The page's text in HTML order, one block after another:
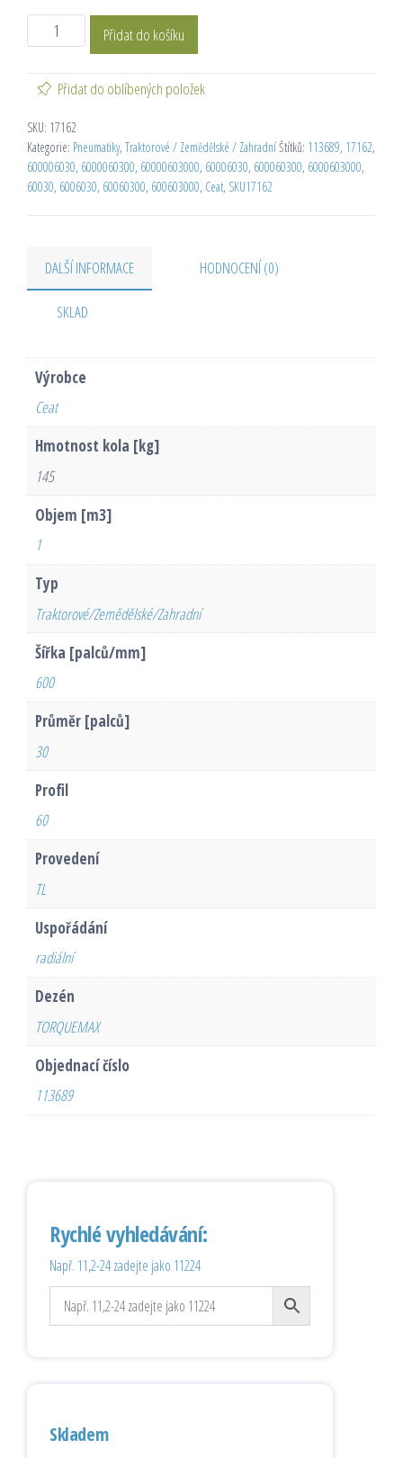
Přidat do košíku
Přidat do oblíbených položek
SKU: 17162
Kategorie: Pneumatiky, Traktorové / Zemědělské / ZahradníŠtítků: 113689, 17162,
600006030, 6000060300, 60000603000, 60006030, 600060300, 6000603000,
60030, 6006030, 60060300, 600603000, Ceat, SKU17162
DALŠÍ INFORMACE HODNOCENÍ (0)
SKLAD
Výrobce
Ceat
Hmotnost kola [kg]
145
Objem [m3]
1
Typ
Traktorové/Zemědělské/Zahradní
Šířka [palců/mm]
600
Průměr [palců]
30
Profil
60
Provedení
TL
Uspořádání
radiální
Dezén
TORQUEMAX
Objednací číslo
113689
Rychlé vyhledávání:
Např. 11,2-24 zadejte jako 11224
Skladem